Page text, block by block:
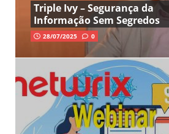
Triple Ivy – Segurança da
Informação Sem Segredos
28/07/2025 0